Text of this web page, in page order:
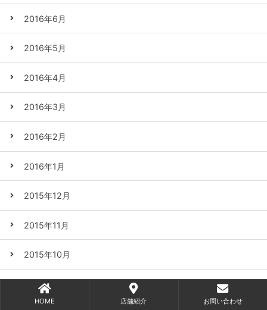
2016年6月
2016年5月
2016年4月
2016年3月
2016年2月
2016年1月
2015年12月
2015年11月
2015年10月
2015年9月
HOME 店舗紹介 お問い合わせ